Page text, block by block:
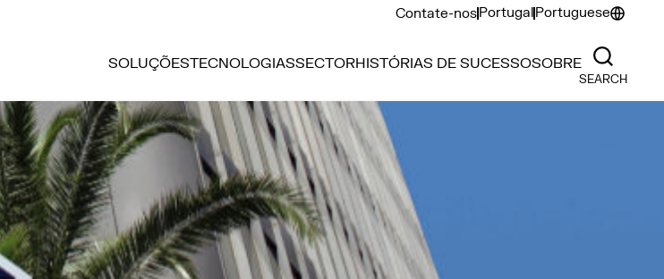
Contate-nosPortugalPortuguese
SOLUÇÕESTECNOLOGIASSECTORHISTÓRIAS DE SUCESSOSOBRE
SEARCH